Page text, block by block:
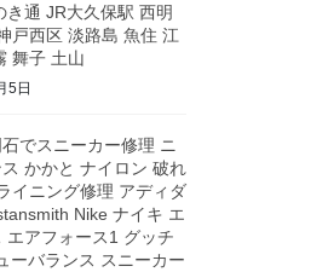
き通 JR大久保駅 西明
戸西区 淡路島 魚住 江
舞子 土山
5日
でスニーカー修理 ニ
かかと ナイロン 破れ
イニング修理 アディダ
Nike ナイキ エ
エアフォース1 グッチ
ーバランス スニーカー